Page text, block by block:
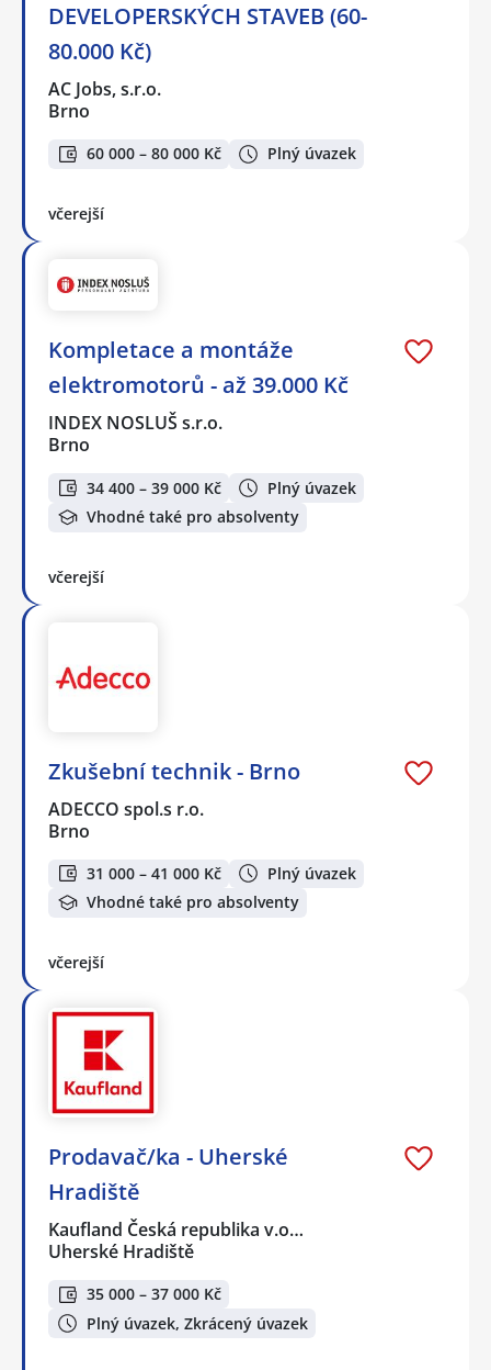
DEVELOPERSKÝCH STAVEB (60-
80.000 Kč)
AC Jobs, s.r.o.
Brno
60 000 – 80 000 Kč Plný úvazek
včerejší
Kompletace a montáže
elektromotorů - až 39.000 Kč
INDEX NOSLUŠ s.r.o.
Brno
34 400 – 39 000 Kč
Plný úvazek
Vhodné také pro absolventy
včerejší
Zkušební technik - Brno
ADECCO spol.s r.o.
Brno
31 000 – 41 000 Kč
Plný úvazek
Vhodné také pro absolventy
včerejší
Prodavač/ka - Uherské
Hradiště
Kaufland Česká republika v.o…
Uherské Hradiště
35 000 – 37 000 Kč
Plný úvazek, Zkrácený úvazek